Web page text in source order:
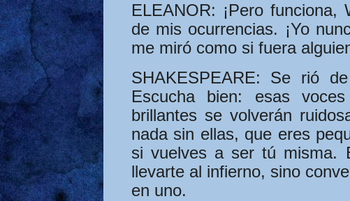
ELEANOR: ¡Pero
de mis ocurrencias. ¡Yo
me miró como si fuera
SHAKESPEARE: Se rió
Escucha bien: esas
brillantes se volverán
nada sin ellas, que eres
si vuelves a ser tú misma.
llevarte al infierno, sino
en uno.